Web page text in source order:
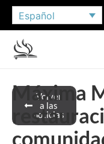
Español
Volver
a las
noticias
Máxima